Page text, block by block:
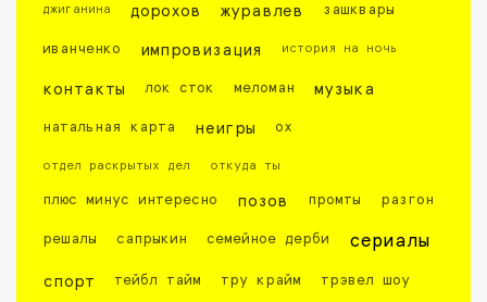
джиганина дорохов журавлев зашквары
иванченко импровизация история на ночь
контакты лок сток меломан музыка
натальная карта неигры ох
отдел раскрытых дел откуда ты
плюс минус интересно позов промты разгон
решалы сапрыкин семейное дерби сериалы
спорт тейбл тайм тру крайм трэвел шоу